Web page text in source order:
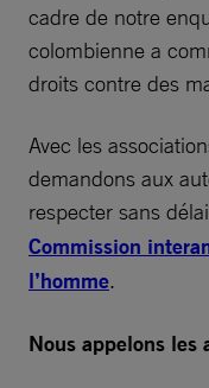
cadre de notre
colombienne a
droits contre des
Avec les
demandons aux
respecter sans délai
Commission
l’homme.
Nous appelons les